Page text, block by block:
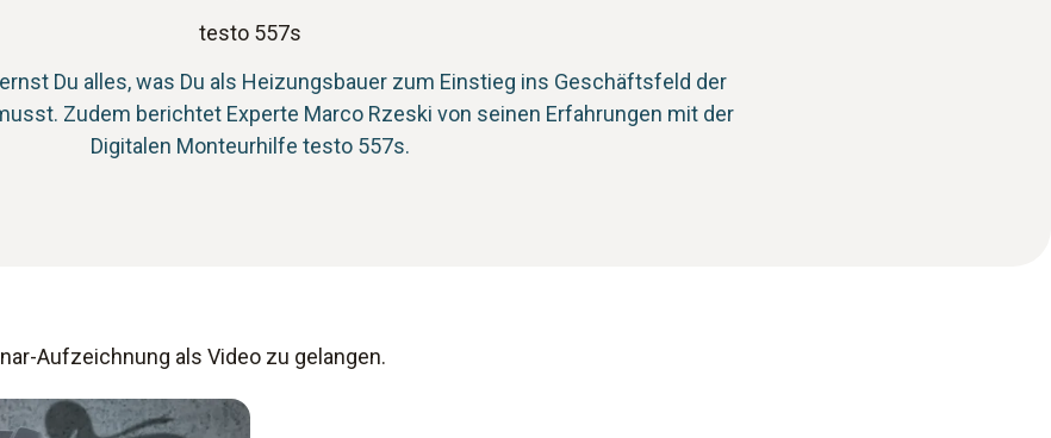
testo 557s
Du alles, was Du als Heizungsbauer zum Einstieg ins Geschäftsfeld der
Zudem berichtet Experte Marco Rzeski von seinen Erfahrungen mit der
Digitalen Monteurhilfe testo 557s.
Aufzeichnung als Video zu gelangen.